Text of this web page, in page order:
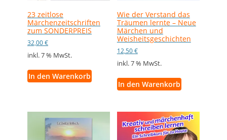
23 zeitlose
Märchenzeitschriften
zum SONDERPREIS
32,00€
inkl. 7 % MwSt.
In den Warenkorb
Wie der Verstand das
Träumen lernte – Neue
Märchen und
Weisheitsgeschichten
12,50€
inkl. 7 % MwSt.
In den Warenkorb